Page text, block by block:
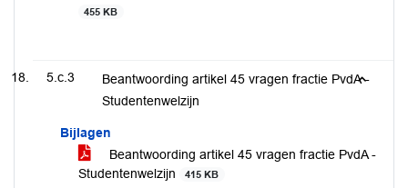
455 KB
5.c.3
Beantwoording artikel 45 vragen fractie PvdA -
Studentenwelzijn
Bijlagen
Beantwoording artikel 45 vragen fractie PvdA -
Studentenwelzijn
415 KB